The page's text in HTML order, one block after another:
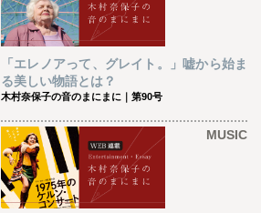
「エレノアって、グレイト。」嘘から始ま
る美しい物語とは？
木村奈保子の音のまにまに｜第90号
MUSIC